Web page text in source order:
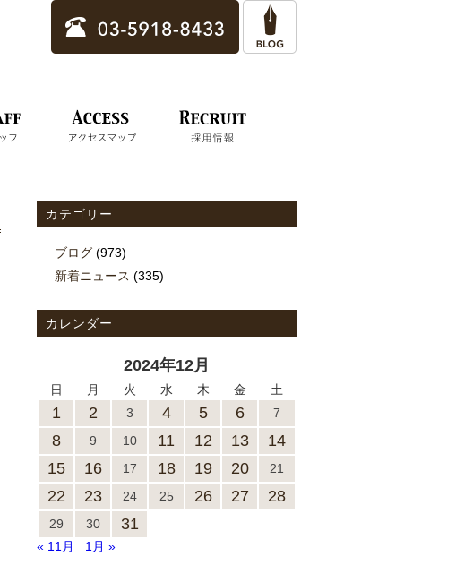
カテゴリー
ブログ (973)
新着ニュース (335)
カレンダー
2024年12月
日 月 火 水 木 金 土
1 2 3 4 5 6 7
8 9 10 11 12 13
14
15
16 17 18 19 20 21
22 23 24 25 26 27 28
29 30 31
« 11月 1月 »